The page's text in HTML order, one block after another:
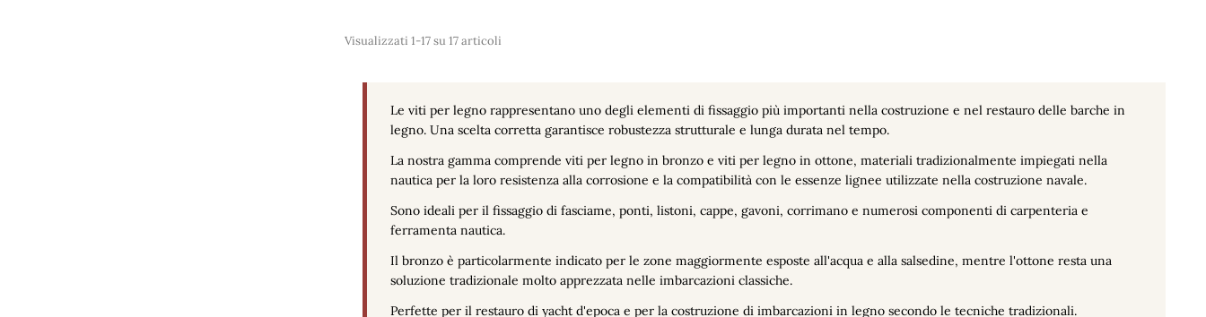
Visualizzati 1-17 su 17 articoli
Le viti per legno rappresentano uno degli elementi di fissaggio più importanti nella costruzione e nel restauro delle barche in
legno. Una scelta corretta garantisce robustezza strutturale e lunga durata nel tempo.
La nostra gamma comprende viti per legno in bronzo e viti per legno in ottone, materiali tradizionalmente impiegati nella
nautica per la loro resistenza alla corrosione e la compatibilità con le essenze lignee utilizzate nella costruzione navale.
Sono ideali per il fissaggio di fasciame, ponti, listoni, cappe, gavoni, corrimano e numerosi componenti di carpenteria e
ferramenta nautica.
Il bronzo è particolarmente indicato per le zone maggiormente esposte all'acqua e alla salsedine, mentre l'ottone resta una
soluzione tradizionale molto apprezzata nelle imbarcazioni classiche.
Perfette per il restauro di yacht d'epoca e per la costruzione di imbarcazioni in legno secondo le tecniche tradizionali.